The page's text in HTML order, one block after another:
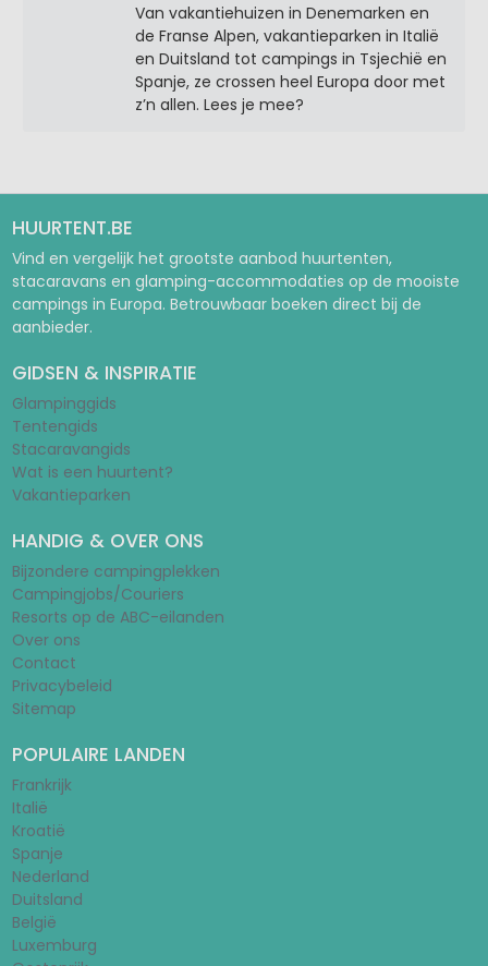
Van vakantiehuizen in Denemarken en
de Franse Alpen, vakantieparken in Italië
en Duitsland tot campings in Tsjechië en
Spanje, ze crossen heel Europa door met
z’n allen. Lees je mee?
HUURTENT.BE
Vind en vergelijk het grootste aanbod huurtenten,
stacaravans en glamping-accommodaties op de mooiste
campings in Europa. Betrouwbaar boeken direct bij de
aanbieder.
GIDSEN & INSPIRATIE
Glampinggids
Tentengids
Stacaravangids
Wat is een huurtent?
Vakantieparken
HANDIG & OVER ONS
Bijzondere campingplekken
Campingjobs/Couriers
Resorts op de ABC-eilanden
Over ons
Contact
Privacybeleid
Sitemap
POPULAIRE LANDEN
Frankrijk
Italië
Kroatië
Spanje
Nederland
Duitsland
België
Luxemburg